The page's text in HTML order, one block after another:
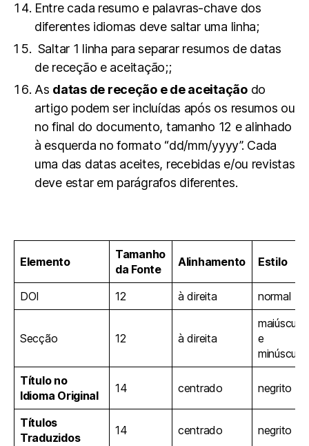
Entre cada resumo e palavras-chave dos
diferentes idiomas deve saltar uma linha;
Saltar 1 linha para separar resumos de datas
de receção e aceitação;;
As datas de receção e de aceitaçãodo
artigo podem ser incluídas após os resumos ou
no final do documento, tamanho 12 e alinhado
à esquerda no formato “dd/mm/yyyy”. Cada
uma das datas aceites, recebidas e/ou revistas
deve estar em parágrafos diferentes.
Elemento
Tamanho
da Fonte
Alinhamento Estilo
DOI 12 à direita normal
Secção 12 à direita
e
Título no
Idioma Original
14 centrado negrito
Títulos
Traduzidos
14 centrado negrito